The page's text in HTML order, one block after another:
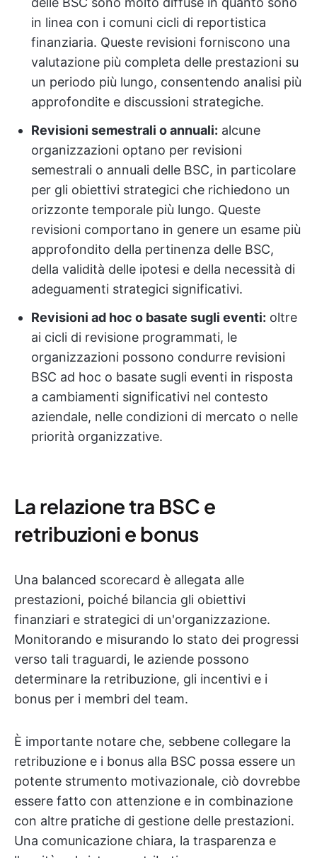
in linea con i comuni cicli di reportistica
finanziaria. Queste revisioni forniscono una
valutazione più completa delle prestazioni su
un periodo più lungo, consentendo analisi più
approfondite e discussioni strategiche.
Revisioni semestrali o annuali: alcune
organizzazioni optano per revisioni
semestrali o annuali delle BSC, in particolare
per gli obiettivi strategici che richiedono un
orizzonte temporale più lungo. Queste
revisioni comportano in genere un esame più
approfondito della pertinenza delle BSC,
della validità delle ipotesi e della necessità di
adeguamenti strategici significativi.
Revisioni ad hoc o basate sugli eventi: oltre
ai cicli di revisione programmati, le
organizzazioni possono condurre revisioni
BSC ad hoc o basate sugli eventi in risposta
a cambiamenti significativi nel contesto
aziendale, nelle condizioni di mercato o nelle
priorità organizzative.
La relazione tra BSC e
retribuzioni e bonus
Una balanced scorecard è allegata alle
prestazioni, poiché bilancia gli obiettivi
finanziari e strategici di un'organizzazione.
Monitorando e misurando lo stato dei progressi
verso tali traguardi, le aziende possono
determinare la retribuzione, gli incentivi e i
bonus per i membri del team.
È importante notare che, sebbene collegare la
retribuzione e i bonus alla BSC possa essere un
potente strumento motivazionale, ciò dovrebbe
essere fatto con attenzione e in combinazione
con altre pratiche di gestione delle prestazioni.
Una comunicazione chiara, la trasparenza e